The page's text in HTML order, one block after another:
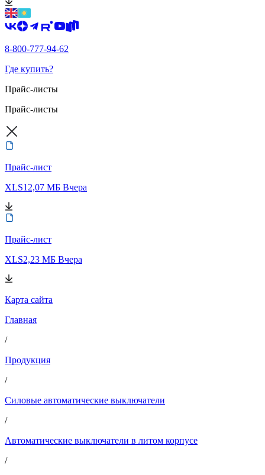
8-800-777-94-62
Где купить?
Прайс-листы
Прайс-листы
Прайс-лист
XLS12,07 МБ Вчера
Прайс-лист
XLS2,23 МБ Вчера
Карта сайта
Главная
/
Продукция
/
Силовые автоматические выключатели
/
Автоматические выключатели в литом корпусе
/